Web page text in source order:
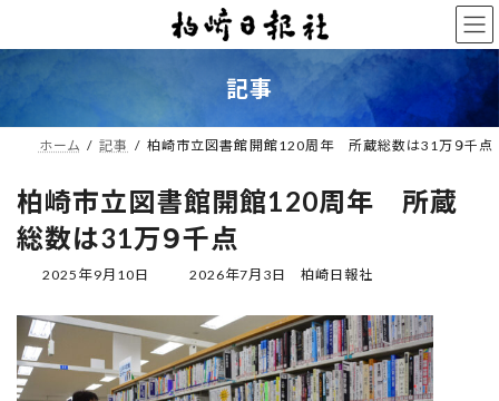
テ
ゲ
記事
ホーム 記事 柏崎市立図書館開館120周年 所蔵総数は31万９千点
柏崎市立図書館開館120周年 所蔵
総数は31万９千点
2025年9月10日
最
更
新
日
時
:
2026年7月3日 柏崎日報社